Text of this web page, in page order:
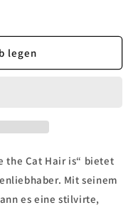
legen
the Cat Hair is“ bietet
Mit seinem
es eine stilvirte,